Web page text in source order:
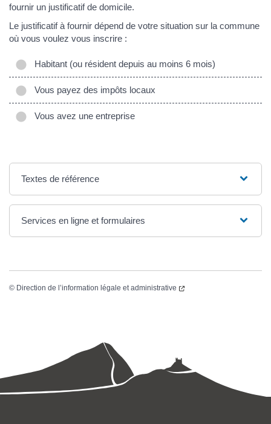
fournir un justificatif de domicile.
Le justificatif à fournir dépend de votre situation sur la commune
où vous voulez vous inscrire :
Habitant (ou résident depuis au moins 6 mois)
Vous payez des impôts locaux
Vous avez une entreprise
Textes de référence
Services en ligne et formulaires
© Direction de l’information légale et administrative